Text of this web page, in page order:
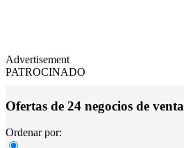
Advertisement
PATROCINADO
Ofertas de 24 negocios de venta
Ordenar por: